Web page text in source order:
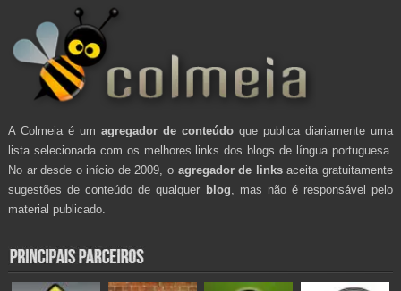
A Colmeia é um agregador de conteúdo que publica diariamente uma
lista selecionada com os melhores links dos blogs de língua portuguesa.
No ar desde o início de 2009, o agregador de linksaceita gratuitamente
sugestões de conteúdo de qualquer blog , mas não é responsável pelo
material publicado.